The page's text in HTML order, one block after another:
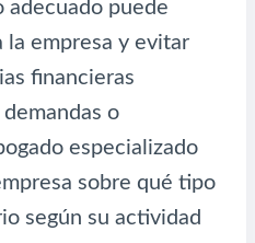
adecuado puede
la empresa y evitar
financieras
o
especializado
sobre qué tipo
según su actividad